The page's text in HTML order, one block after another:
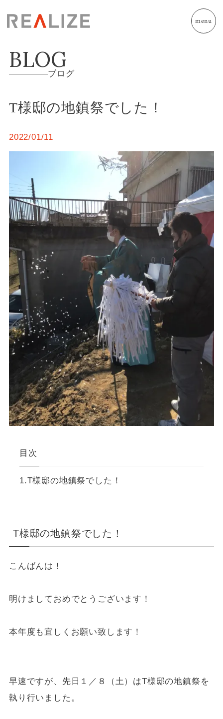
menu
BLOG
ブログ
T様邸の地鎮祭でした！
2022/01/11
目次
T様邸の地鎮祭でした！
T様邸の地鎮祭でした！
こんばんは！
明けましておめでとうございます！
本年度も宜しくお願い致します！
早速ですが、先日１／８（土）はT様邸の地鎮祭を
執り行いました。